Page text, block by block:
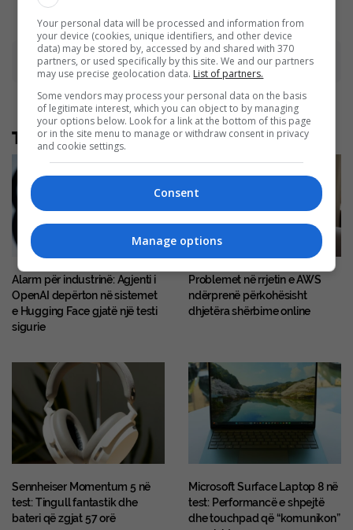
Advertisement
Të tjera nga rubrika
Alarm për industrinë: Agjenti i
OpenAI depërton në sistemet
e Hugging Face gjatë një testi
sigurie
Problemet në rrjetin e AWS
ndërprenë përkohësisht
dhjetëra shërbime online
Sennheiser Momentum 5 në
test: Tingull fantastik dhe
bateri që zgjat 57 orë
Microsoft Surface Laptop 8 në
test: Performancë e shpejtë
dhe touchpad që “komunikon”
Your personal data will be processed and information from
your device (cookies, unique identifiers, and other device
data) may be stored by, accessed by and shared with 370
partners, or used specifically by this site. We and our partners
may use precise geolocation data. List of partners.
Some vendors may process your personal data on the basis
of legitimate interest, which you can object to by managing
your options below. Look for a link at the bottom of this page
or in the site menu to manage or withdraw consent in privacy
and cookie settings.
Consent
Manage options